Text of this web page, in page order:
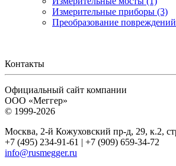
Измерительные приборы (3)
Преобразование
Контакты
Официальный сайт компании
ООО «Меггер»
© 1999-2026
Москва, 2-й Кожуховский пр-д, 29, к.2,
+7 (495) 234-91-61 | +7 (909) 659-34-72
info@rusmegger.ru